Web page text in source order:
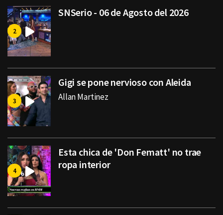
SNSerio - 06 de Agosto del 2026
Gigi se pone nervioso con Aleida
Allan Martinez
Esta chica de 'Don Fematt' no trae
ropa interior